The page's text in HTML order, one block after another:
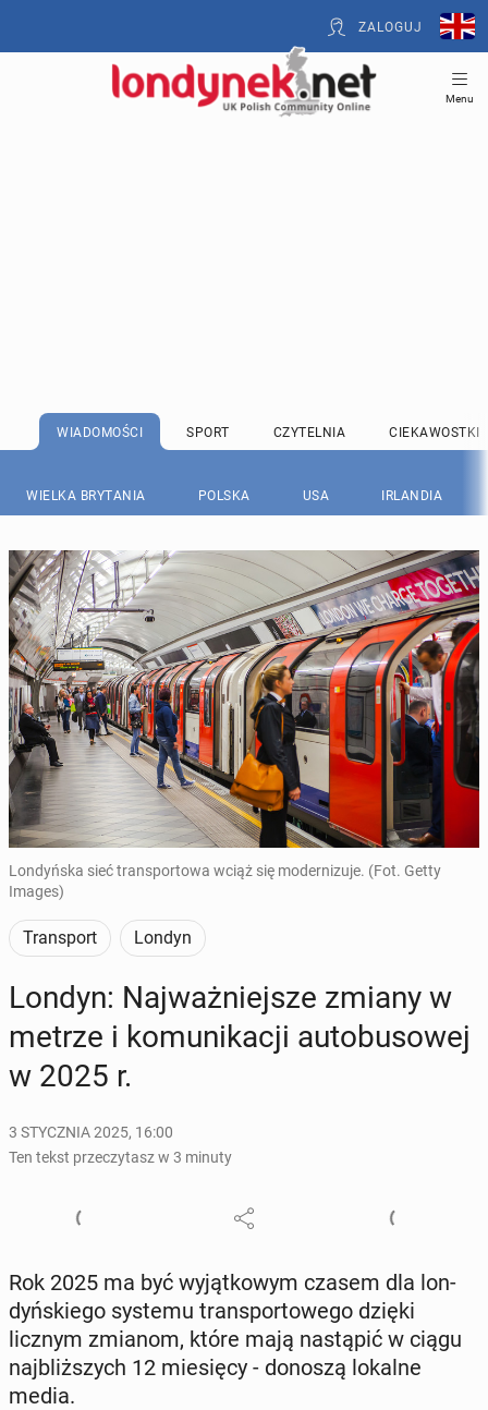
ZALOGUJ
Menu
WIADOMOŚCI SPORT CZYTELNIA CIEKAWOSTKI
WIELKA BRYTANIA POLSKA USA IRLANDIA
Londyńska sieć transportowa wciąż się modernizuje. (Fot. Getty
Images)
Transport Londyn
Londyn: Naj­waż­niej­sze zmiany w
metrze i ko­mu­ni­ka­cji au­to­bu­so­wej
w 2025 r.
3 STYCZNIA 2025, 16:00
Ten tekst przeczytasz w 3 minuty
Rok 2025 ma być wy­jąt­ko­wym czasem dla lon­
dyń­skie­go systemu trans­por­to­we­go dzięki
licznym zmianom, które mają na­stą­pić w ciągu
naj­bliż­szych 12 mie­się­cy - donoszą lokalne
media.